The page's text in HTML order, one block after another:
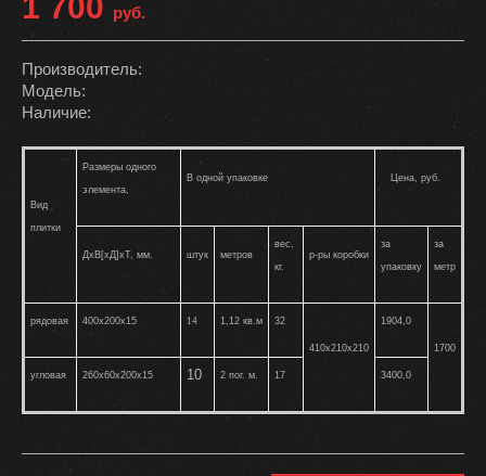
руб.
Производитель:
Модель:
Наличие:
Вид
плитки
Размеры одного
элемента,
В одной упаковке Цена, руб.
ДхВ[хД]хТ, мм. штук метров
вес,
кг.
р-ры коробки
за
упаковку
за
метр
рядовая 400х200х15 14 1,12 кв.м 32
410х210х210
1904,0
1700
угловая 260х60х200х15 10 2 пог. м. 17 3400,0